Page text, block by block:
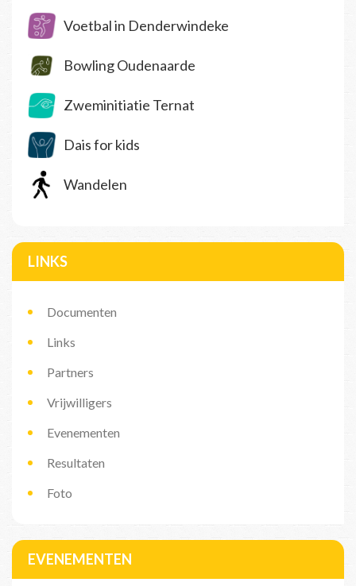
Voetbal in Denderwindeke
Bowling Oudenaarde
Zweminitiatie Ternat
Dais for kids
Wandelen
LINKS
Documenten
Links
Partners
Vrijwilligers
Evenementen
Resultaten
Foto
EVENEMENTEN